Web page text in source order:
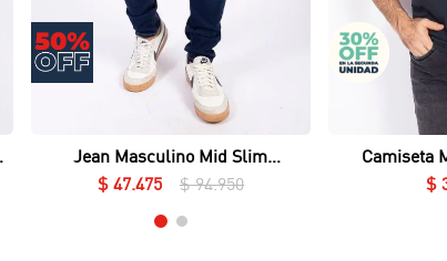
Vista rápida
Jean Masculino Mid Slim
Essential
$ 47.475 $ 94.950
Camiseta
$